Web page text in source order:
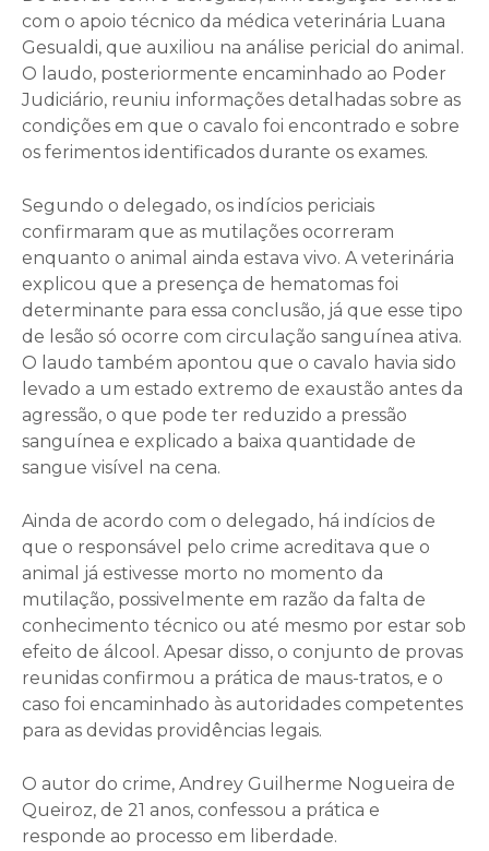
com o apoio técnico da médica veterinária Luana
Gesualdi, que auxiliou na análise pericial do animal.
O laudo, posteriormente encaminhado ao Poder
Judiciário, reuniu informações detalhadas sobre as
condições em que o cavalo foi encontrado e sobre
os ferimentos identificados durante os exames.
Segundo o delegado, os indícios periciais
confirmaram que as mutilações ocorreram
enquanto o animal ainda estava vivo. A veterinária
explicou que a presença de hematomas foi
determinante para essa conclusão, já que esse tipo
de lesão só ocorre com circulação sanguínea ativa.
O laudo também apontou que o cavalo havia sido
levado a um estado extremo de exaustão antes da
agressão, o que pode ter reduzido a pressão
sanguínea e explicado a baixa quantidade de
sangue visível na cena.
Ainda de acordo com o delegado, há indícios de
que o responsável pelo crime acreditava que o
animal já estivesse morto no momento da
mutilação, possivelmente em razão da falta de
conhecimento técnico ou até mesmo por estar sob
efeito de álcool. Apesar disso, o conjunto de provas
reunidas confirmou a prática de maus-tratos, e o
caso foi encaminhado às autoridades competentes
para as devidas providências legais.
O autor do crime, Andrey Guilherme Nogueira de
Queiroz, de 21 anos, confessou a prática e
responde ao processo em liberdade.